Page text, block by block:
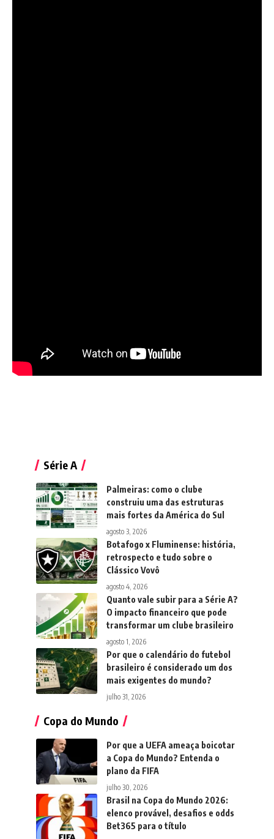
Série A
Palmeiras: como o clube
construiu uma das estruturas
mais fortes da América do Sul
agosto 3, 2026
Botafogo x Fluminense: história,
retrospecto e tudo sobre o
Clássico Vovô
agosto 4, 2026
Quanto vale subir para a Série A?
O impacto financeiro que pode
transformar um clube brasileiro
agosto 1, 2026
Por que o calendário do futebol
brasileiro é considerado um dos
mais exigentes do mundo?
julho 31, 2026
Copa do Mundo
Por que a UEFA ameaça boicotar
a Copa do Mundo? Entenda o
plano da FIFA
julho 30, 2026
Brasil na Copa do Mundo 2026:
elenco provável, desafios e odds
Bet365 para o título